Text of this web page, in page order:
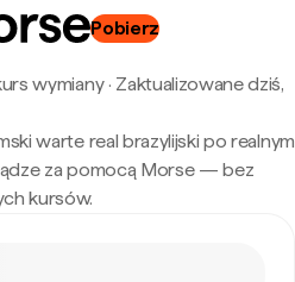
Pobierz
wymiany· Zaktualizowane dziś,
warte real brazylijski po realnym
za pomocą Morse — bez
kursów.